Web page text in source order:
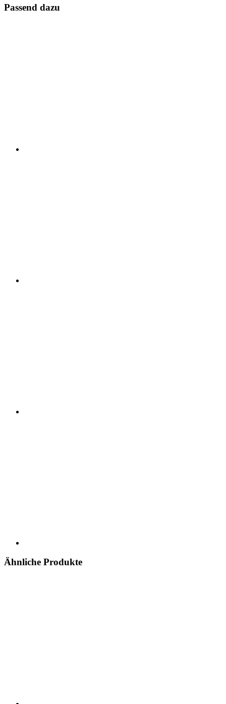
Passend dazu
Ähnliche Produkte